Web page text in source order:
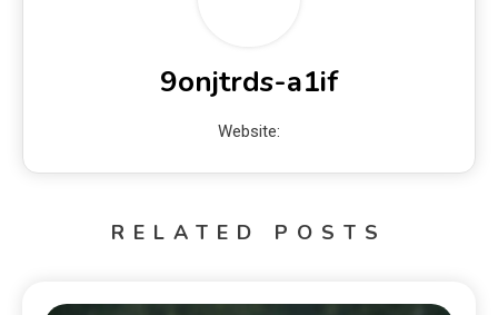
9onjtrds-a1if
Website:
RELATED POSTS